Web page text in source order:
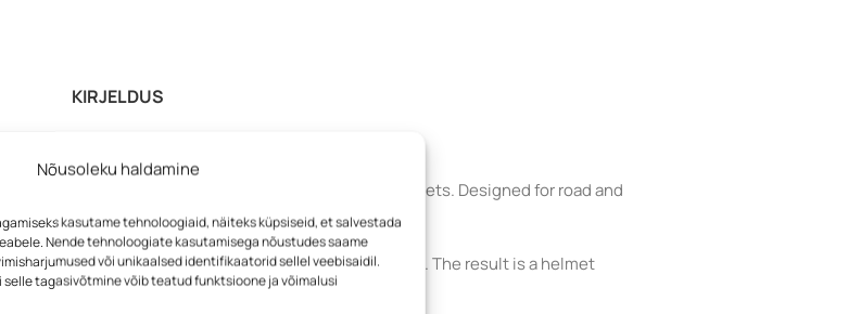
Nõusoleku haldamine
kasutame tehnoloogiaid, näiteks küpsiseid, et salvestada
Nende tehnoloogiate kasutamisega nõustudes saame
või unikaalsed identifikaatorid sellel veebisaidil.
tagasivõtmine võib teatud funktsioone ja võimalusi
KIRJELDUS
features inspired by high-performance cycling helmets. Designed for road and
for both everyday rides and longer tours.
a dynamic appearance without unnecessary bulk. The result is a helmet
moment you put it on.